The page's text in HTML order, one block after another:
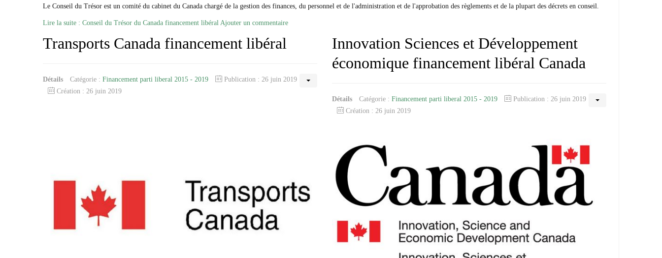
Le Conseil du Trésor est un comité du cabinet du Canada chargé de la gestion des finances, du personnel et de l'administration et de l'approbation des règlements et de la plupart des décrets en conseil.
Lire la suite : Conseil du Trésor du Canada financement libéral Ajouter un commentaire
Transports Canada financement libéral
Détails Catégorie : Financement parti liberal 2015 - 2019
Publication : 26 juin 2019
Création : 26 juin 2019
Innovation Sciences et Développement
économique financement libéral Canada
Détails Catégorie : Financement parti liberal 2015 - 2019
Publication : 26 juin 2019
Création : 26 juin 2019